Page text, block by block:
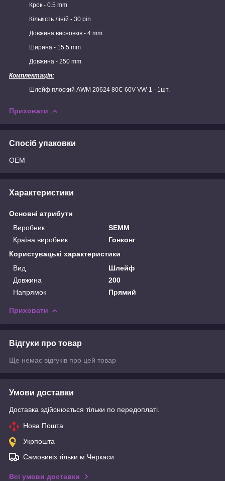
Крок - 0.5 mm
Кількість ліній - 30 pin
Довжина висновків - 4 mm
Ширина - 15.5 mm
Довжина - 250 mm
Комплектація:
Шлейф плоский AWM 20624 80C 60V VW-1 - 1шт.
Приховати
Спосіб упаковки
OEM
Характеристики
Основні атрибути
Виробник
SEMM
Країна виробник
Гонконг
Користувацькі характеристики
Вид
Шлейф
Довжина
200
Напрямок
Прямий
Приховати
Відгуки про товар
Ще немає відгуків про цей товар
Умови доставки
Доставка здійснюється тільки по передоплаті.
Нова Пошта
Укрпошта
Самовивіз тільки м.Черкаси
Всі умови доставки